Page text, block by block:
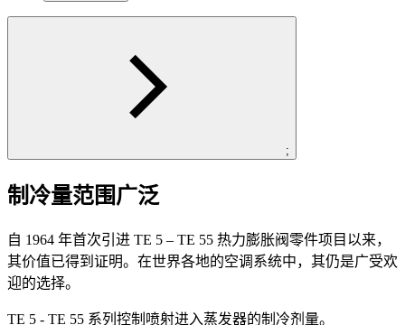
;
制冷量范围广泛
自 1964 年首次引进 TE 5 – TE 55 热力膨胀阀零件项目以来，
其价值已得到证明。在世界各地的空调系统中，其仍是广受欢
迎的选择。
TE 5 - TE 55 系列控制喷射进入蒸发器的制冷剂量。